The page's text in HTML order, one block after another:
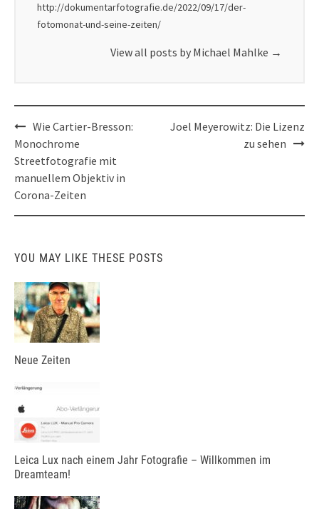
http://dokumentarfotografie.de/2022/09/17/der-
fotomonat-und-seine-zeiten/
View all posts by Michael Mahlke →
Post
navigation
Wie Cartier-Bresson:
Monochrome
Streetfotografie mit
manuellem Objektiv in
Corona-Zeiten
Joel Meyerowitz: Die Lizenz
zu sehen
YOU MAY LIKE THESE POSTS
Neue Zeiten
Leica Lux nach einem Jahr Fotografie – Willkommen im
Dreamteam!